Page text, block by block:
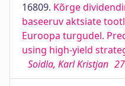
16809. Kõrge
baseeruv aktsiate
Euroopa turgudel.
using high-yield
Soidla, Karl Kristjan